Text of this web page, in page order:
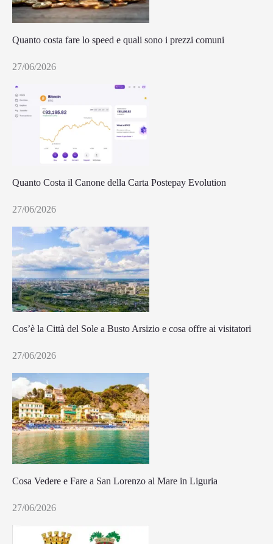
Quanto costa fare lo speed e quali sono i prezzi comuni
27/06/2026
Quanto Costa il Canone della Carta Postepay Evolution
27/06/2026
Cos’è la Città del Sole a Busto Arsizio e cosa offre ai visitatori
27/06/2026
Cosa Vedere e Fare a San Lorenzo al Mare in Liguria
27/06/2026